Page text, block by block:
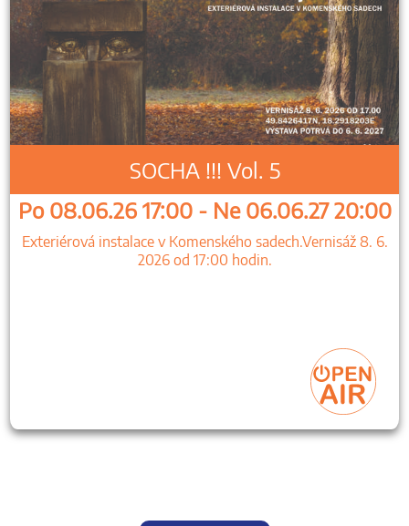
SOCHA !!! Vol. 5
Po 08.06.26 17:00 - Ne 06.06.27 20:00
Exteriérová instalace v Komenského sadech.Vernisáž 8. 6.
2026 od 17:00 hodin.